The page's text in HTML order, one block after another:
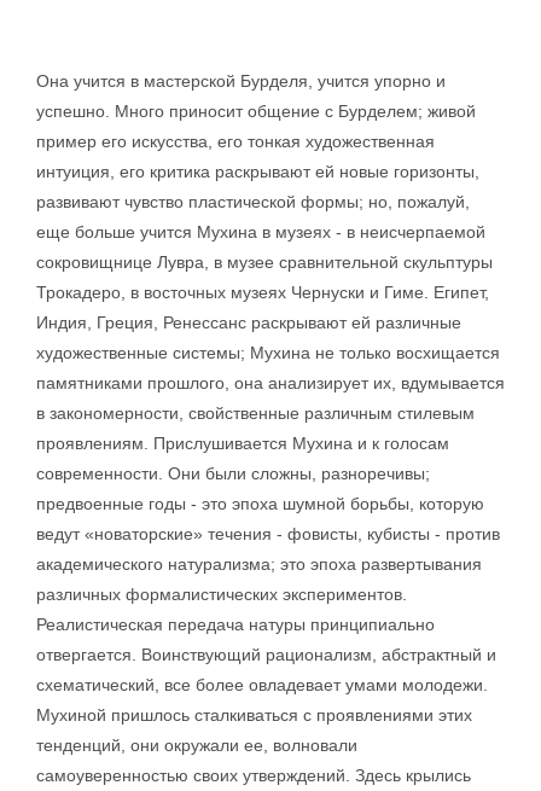
Она учится в мастерской Бурделя, учится упорно и
успешно. Много приносит общение с Бурделем; живой
пример его искусства, его тонкая художественная
интуиция, его критика раскрывают ей новые горизонты,
развивают чувство пластической формы; но, пожалуй,
еще больше учится Мухина в музеях - в неисчерпаемой
сокровищнице Лувра, в музее сравнительной скульптуры
Трокадеро, в восточных музеях Чернуски и Гиме. Египет,
Индия, Греция, Ренессанс раскрывают ей различные
художественные системы; Мухина не только восхищается
памятниками прошлого, она анализирует их, вдумывается
в закономерности, свойственные различным стилевым
проявлениям. Прислушивается Мухина и к голосам
современности. Они были сложны, разноречивы;
предвоенные годы - это эпоха шумной борьбы, которую
ведут «новаторские» течения - фовисты, кубисты - против
академического натурализма; это эпоха развертывания
различных формалистических экспериментов.
Реалистическая передача натуры принципиально
отвергается. Воинствующий рационализм, абстрактный и
схематический, все более овладевает умами молодежи.
Мухиной пришлось сталкиваться с проявлениями этих
тенденций, они окружали ее, волновали
самоуверенностью своих утверждений. Здесь крылись